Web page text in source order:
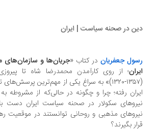
در صحنه سیاست | ایران
جعفریاندر کتاب « جریان‌ها و سازمان‌های
؛ از روی کارآمدن محمدرضا شاه تا پیروزی
(۱۳۵۷-۱۳۲۰)» به سراغ یکی از مهم‌ترین پرسش‌های
رفته؛ چرا و چگونه در حالی‌که از مشروطه به این
سکولار در صحنه سیاست ایران دست بالا را
مذهبی و روحانی توانستند در موقعیت رهبری
بگیرند؟